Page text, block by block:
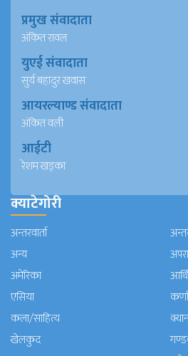
प्रमुख संवादाता
अंकित रावल
युएई संवादाता
सुर्य बहादुर खवास
आयरल्याण्ड संवादाता
अंकित वली
आईटी
रेशम खड्का
क्याटेगोरी
अन्तरवार्ता
अन्य
अमेरिका
एसिया
कला/साहित्य
खेलकुद